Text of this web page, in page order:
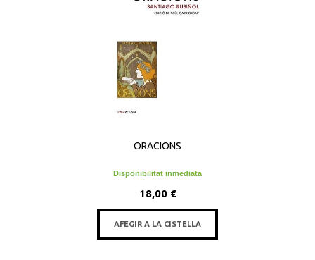
ORACIONS
Disponibilitat inmediata
18,00 €
AFEGIR A LA CISTELLA